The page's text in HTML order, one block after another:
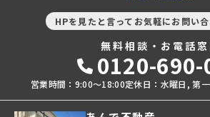
HPを見たと言ってお気軽にお問い
無料相談・お電話窓
0120-690-
営業時間：9:00〜18:00定休日：水曜日, 第